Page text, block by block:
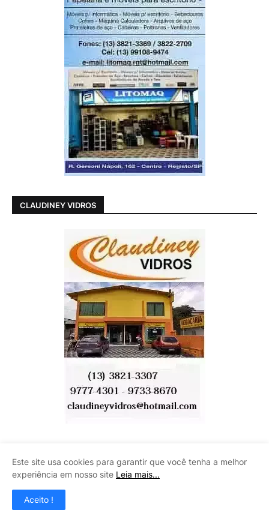
CLAUDINEY VIDROS
Este site usa cookies para garantir que você tenha a melhor
experiência em nosso site Leia mais...
Aceito !